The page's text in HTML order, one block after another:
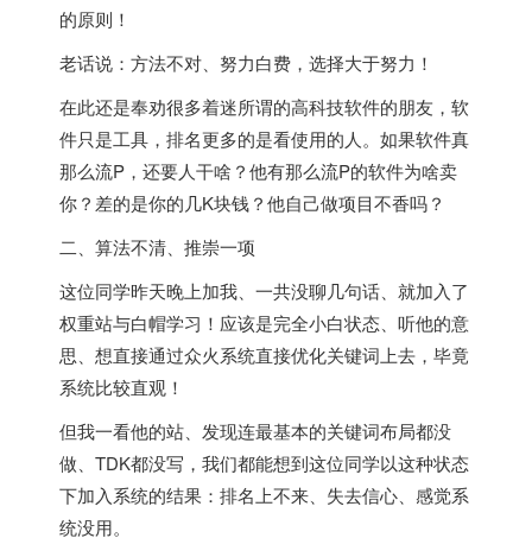
的原则！
老话说：方法不对、努力白费，选择大于努力！
在此还是奉劝很多着迷所谓的高科技软件的朋友，软
件只是工具，排名更多的是看使用的人。如果软件真
那么流P，还要人干啥？他有那么流P的软件为啥卖
你？差的是你的几K块钱？他自己做项目不香吗？
二、算法不清、推崇一项
这位同学昨天晚上加我、一共没聊几句话、就加入了
权重站与白帽学习！应该是完全小白状态、听他的意
思、想直接通过众火系统直接优化关键词上去，毕竟
系统比较直观！
但我一看他的站、发现连最基本的关键词布局都没
做、TDK都没写，我们都能想到这位同学以这种状态
下加入系统的结果：排名上不来、失去信心、感觉系
统没用。